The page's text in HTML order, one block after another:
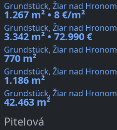
Grundstück, Žiar nad Hronom
1.267 m² • 8 €/m²
Grundstück, Žiar nad Hronom
3.342 m² • 72.990 €
Grundstück, Žiar nad Hronom
770 m²
Grundstück, Žiar nad Hronom
1.186 m²
Grundstück, Žiar nad Hronom
42.463 m²
Pitelová